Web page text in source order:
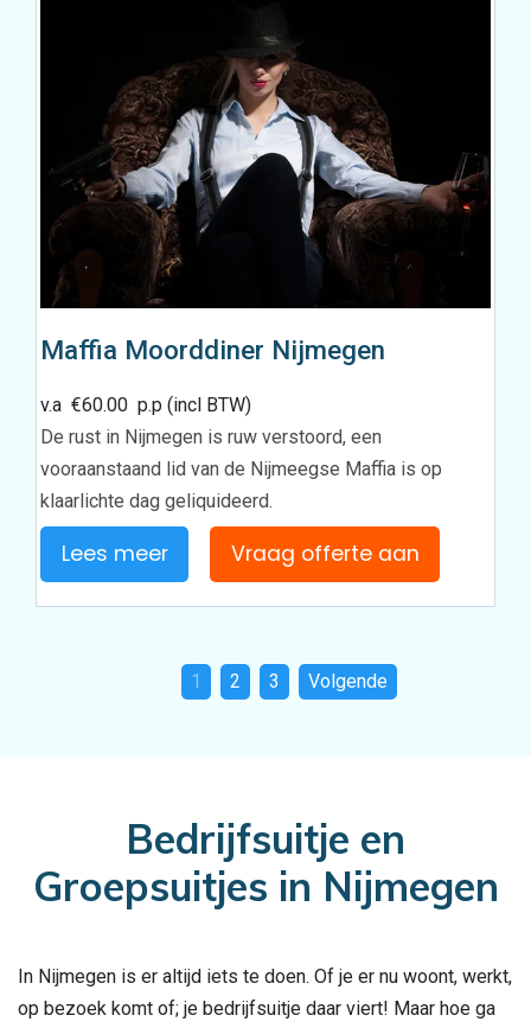
Maffia Moorddiner Nijmegen
v.a€60.00 p.p (incl BTW)
De rust in Nijmegen is ruw verstoord, een
vooraanstaand lid van de Nijmeegse Maffia is op
klaarlichte dag geliquideerd.
Lees meer Vraag offerte aan
1 2 3 Volgende
Bedrijfsuitje en
Groepsuitjes in Nijmegen
In Nijmegen is er altijd iets te doen. Of je er nu woont, werkt,
op bezoek komt of; je bedrijfsuitje daar viert! Maar hoe ga